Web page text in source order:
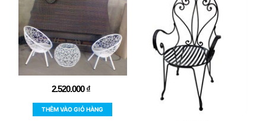
2.520.000₫
THÊM VÀO GIỎ HÀNG